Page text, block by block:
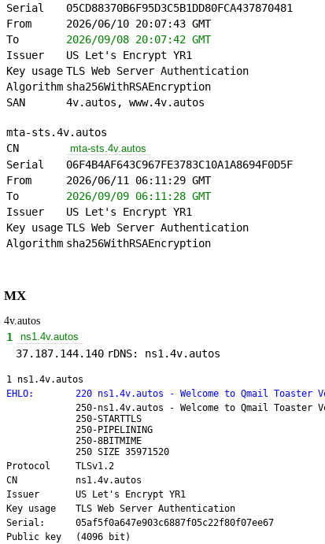
Serial
05CD88370B6F95D3C5B1DD80FCA437870481
From
2026/06/10 20:07:43 GMT
To
2026/09/08 20:07:42 GMT
Issuer
US Let's Encrypt YR1
Key usage TLS Web Server Authentication
Algorithm sha256WithRSAEncryption
SAN
4v.autos, www.4v.autos
mta-sts.4v.autos
CN
mta-sts.4v.autos
Serial
06F4B4AF643C967FE3783C10A1A8694F0D5F
From
2026/06/11 06:11:29 GMT
To
2026/09/09 06:11:28 GMT
Issuer
US Let's Encrypt YR1
Key usage TLS Web Server Authentication
Algorithm sha256WithRSAEncryption
MX
4v.autos
1 ns1.4v.autos
37.187.144.140 rDNS: ns1.4v.autos
1 ns1.4v.autos
EHLO:
220 ns1.4v.autos - Welcome to Qmail Toaster
250-ns1.4v.autos - Welcome to Qmail Toaster
250-STARTTLS
250-PIPELINING
250-8BITMIME
250 SIZE 35971520
Protocol
TLSv1.2
CN
ns1.4v.autos
Issuer
US Let's Encrypt YR1
Key usage
TLS Web Server Authentication
Serial:
05af5f0a647e903c6887f05c22f80f07ee67
Public key
(4096 bit)